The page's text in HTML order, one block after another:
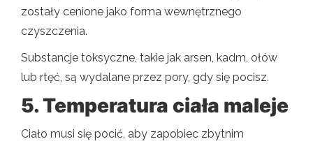
zostały cenione jako forma wewnętrznego
czyszczenia.
Substancje toksyczne, takie jak arsen, kadm, ołów
lub rtęć, są wydalane przez pory, gdy się pocisz.
5. Temperatura ciała maleje
Ciało musi się pocić, aby zapobiec zbytnim